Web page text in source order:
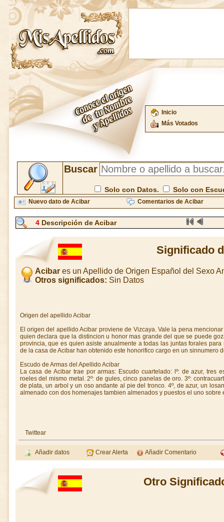
Inicio
Más Votados
Buscar
Solo con Datos. Solo con
Nuevo dato de Acibar Comentarios de Acibar
4 Descripción de Acibar
Significado
Acibares un Apellido de Origen Español del Sexo
Otros significados: Sin Datos
Origen del apellido Acibar
El origen del apellido Acibar proviene de Vizcaya. Vale la pena
quien declara que la distincion u honor mas grande del que se puede
provincia, que es quien asiste anualmente a todas las juntas forales
de la casa de Acibar han obtenido este honorifico cargo en un sinnumero
Escudo de Armas del Apellido Acibar
La casa de Acibar trae por armas: Escudo cuartelado: lº: de azur, tres
roeles del mismo metal. 2º: de gules, cinco panelas de oro. 3º:
de plata, un arbol y un oso andante al pie del tronco. 4º, de azur, un
almenado con dos homenajes tambien almenados y puestos el uno sobre
Twittear
Añadir datos Crear Alerta Añadir Comentario
Otro